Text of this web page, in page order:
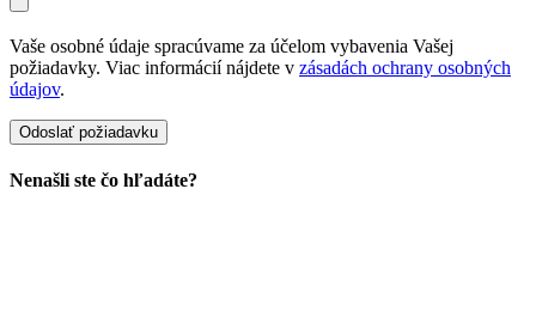
Vaše osobné údaje spracúvame za účelom vybavenia Vašej
požiadavky. Viac informácií nájdete v zásadách ochrany osobných
údajov.
Nenašli ste čo hľadáte?